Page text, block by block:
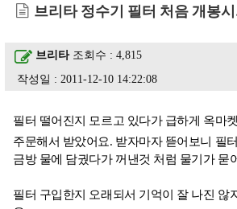
브리타 정수기 필터 처음 개봉
브리타조회수 : 4,815
작성일 : 2011-12-10 14:22:08
필터 떨어진지 모르고 있다가 급하게 옥마
주문해서 받았어요. 받자마자 뜯어보니 필
금방 물에 담궜다가 꺼낸것 처럼 물기가 묻
필터 구입한지 오래되서 기억이 잘 나진 않